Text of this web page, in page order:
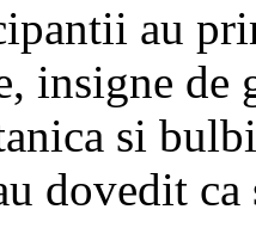
au
insigne de
si
dovedit